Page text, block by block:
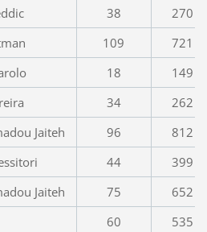
38
270
109
721
18
149
34
262
Jaiteh 96
812
44
399
Jaiteh 75
652
60 535